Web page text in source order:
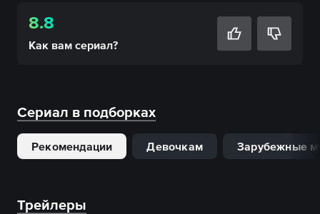
8.8
Как вам сериал?
Сериал в подборках
Рекомендации Девочкам Зарубежные
Трейлеры